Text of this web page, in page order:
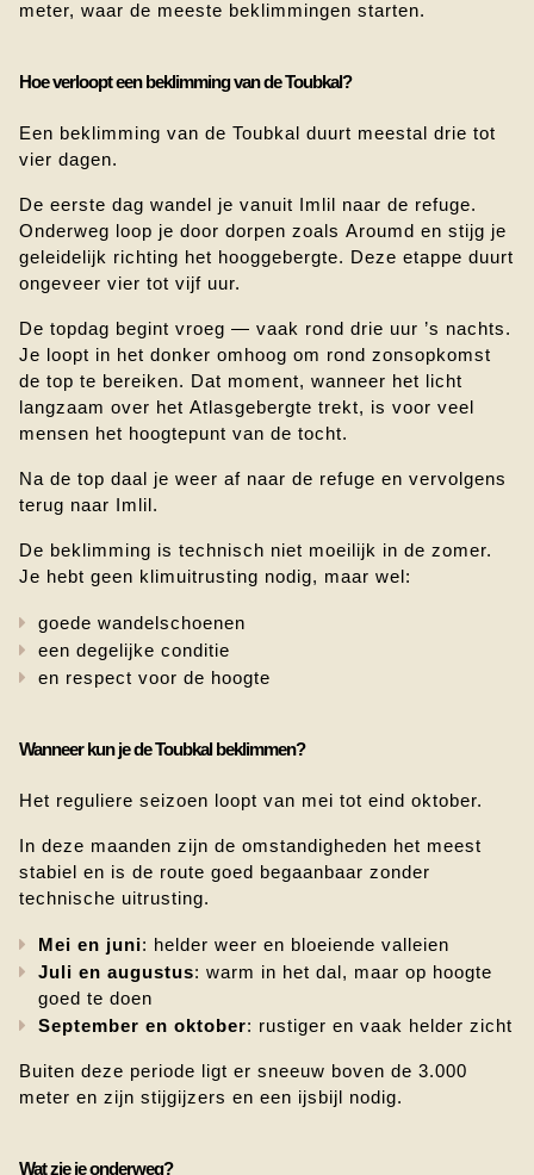
meter, waar de meeste beklimmingen starten.
Hoe verloopt een beklimming van de Toubkal?
Een beklimming van de Toubkal duurt meestal drie tot
vier dagen.
De eerste dag wandel je vanuit Imlil naar de refuge.
Onderweg loop je door dorpen zoals Aroumd en stijg je
geleidelijk richting het hooggebergte. Deze etappe duurt
ongeveer vier tot vijf uur.
De topdag begint vroeg — vaak rond drie uur ’s nachts.
Je loopt in het donker omhoog om rond zonsopkomst
de top te bereiken. Dat moment, wanneer het licht
langzaam over het Atlasgebergte trekt, is voor veel
mensen het hoogtepunt van de tocht.
Na de top daal je weer af naar de refuge en vervolgens
terug naar Imlil.
De beklimming is technisch niet moeilijk in de zomer.
Je hebt geen klimuitrusting nodig, maar wel:
goede wandelschoenen
een degelijke conditie
en respect voor de hoogte
Wanneer kun je de Toubkal beklimmen?
Het reguliere seizoen loopt van mei tot eind oktober.
In deze maanden zijn de omstandigheden het meest
stabiel en is de route goed begaanbaar zonder
technische uitrusting.
Mei en juni: helder weer en bloeiende valleien
Juli en augustus: warm in het dal, maar op hoogte
goed te doen
September en oktober: rustiger en vaak helder zicht
Buiten deze periode ligt er sneeuw boven de 3.000
meter en zijn stijgijzers en een ijsbijl nodig.
Wat zie je onderweg?